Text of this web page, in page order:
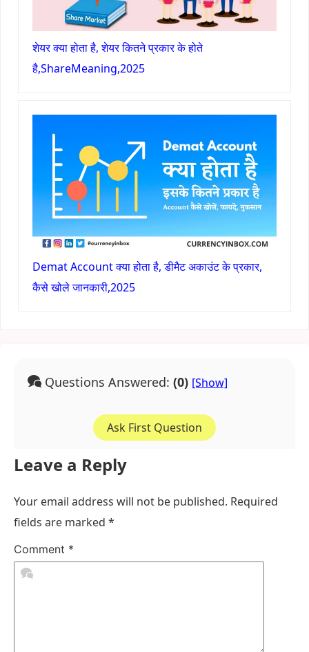
शेयर क्या होता है, शेयर कितने प्रकार के होते
है,ShareMeaning,2025
Demat Account क्या होता है, डीमैट अकाउंट के प्रकार,
कैसे खोले जानकारी,2025
Questions Answered: (0)
Ask First Question
Leave a Reply
Your email address will not be published. Required
fields are marked *
Comment *